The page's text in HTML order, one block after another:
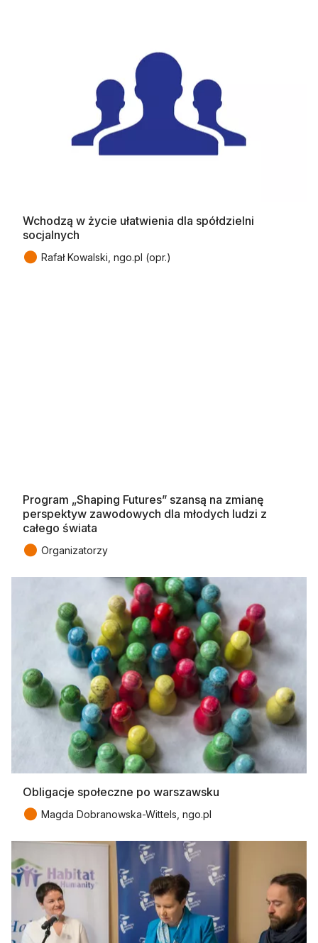
Wchodzą w życie ułatwienia dla spółdzielni
socjalnych
● Rafał Kowalski, ngo.pl (opr.)
Program „Shaping Futures” szansą na zmianę
perspektyw zawodowych dla młodych ludzi z
całego świata
● Organizatorzy
Obligacje społeczne po warszawsku
● Magda Dobranowska-Wittels, ngo.pl